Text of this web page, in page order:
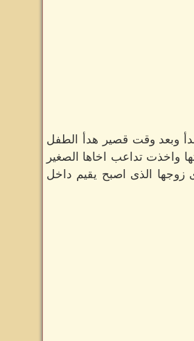
وبعد وقت قصير هدأ الطفل
واخذت تداعب اخاها الصغير
زوجها الذى اصبح يقيم داخل